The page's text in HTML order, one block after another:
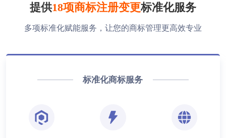
提供18项商标注册变更标准化服务
多项标准化赋能服务，让您的商标管理更高效专业
标准化商标服务